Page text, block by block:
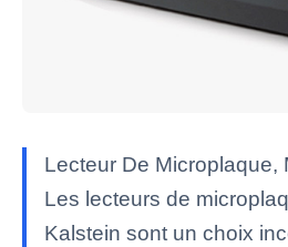
Lecteur De Microplaque,
Les lecteurs de
Kalstein sont un choix